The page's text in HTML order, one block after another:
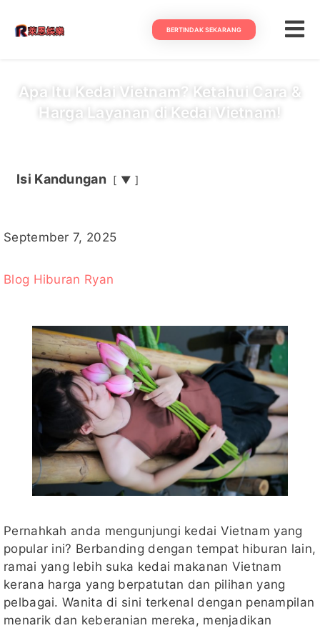
BERTINDAK SEKARANG
Apa Itu Kedai Vietnam? Ketahui Cara &
Harga Layanan di Kedai Vietnam!
Isi Kandungan ▼
September 7, 2025
Blog Hiburan Ryan
Pernahkah anda mengunjungi kedai Vietnam yang
popular ini? Berbanding dengan tempat hiburan lain,
ramai yang lebih suka kedai makanan Vietnam
kerana harga yang berpatutan dan pilihan yang
pelbagai. Wanita di sini terkenal dengan penampilan
menarik dan keberanian mereka, menjadikan